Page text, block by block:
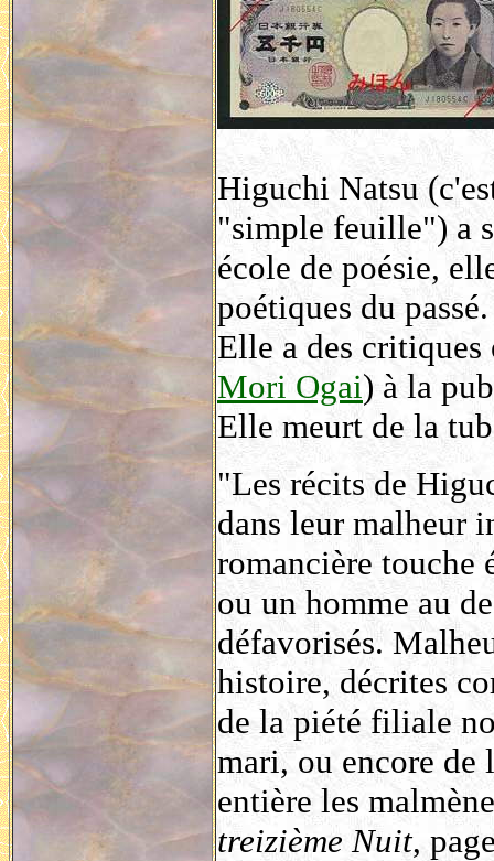
Higuchi Natsu
"simple feuille") a
école de poésie,
poétiques du passé.
Elle a des critiques
Mori Ogai) à la
Elle meurt de la
"Les récits de
dans leur malheur
romancière touche
ou un homme au
défavorisés.
histoire, décrites
de la piété filiale
mari, ou encore
entière les
treizième Nuit,